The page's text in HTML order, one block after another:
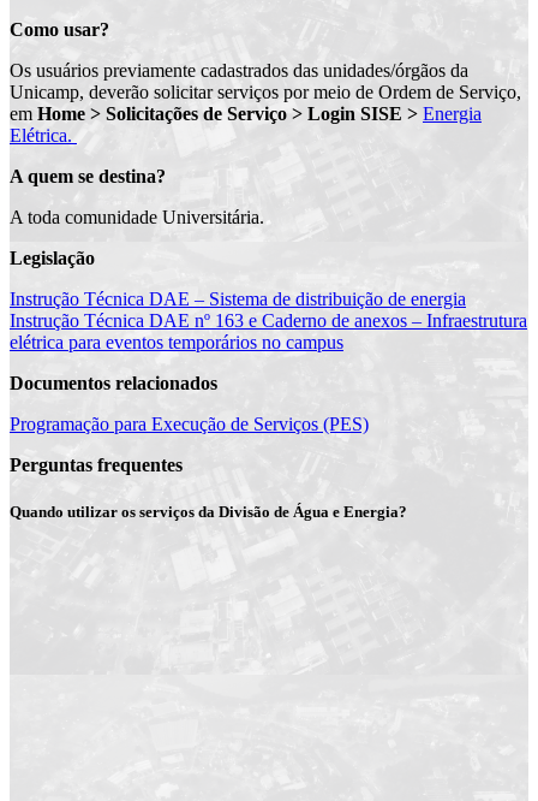
Como usar?
Os usuários previamente cadastrados das unidades/órgãos da
Unicamp, deverão solicitar serviços por meio de Ordem de Serviço,
em Home > Solicitações de Serviço > Login SISE > Energia
Elétrica.
A quem se destina?
A toda comunidade Universitária.
Legislação
Instrução Técnica DAE – Sistema de distribuição de energia
Instrução Técnica DAE nº 163 e Caderno de anexos – Infraestrutura
elétrica para eventos temporários no campus
Documentos relacionados
Programação para Execução de Serviços (PES)
Perguntas frequentes
Quando utilizar os serviços da Divisão de Água e Energia?